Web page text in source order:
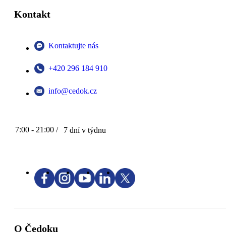
Kontakt
Kontaktujte nás
+420 296 184 910
info@cedok.cz
7:00 - 21:00 / 7 dní v týdnu
O Čedoku